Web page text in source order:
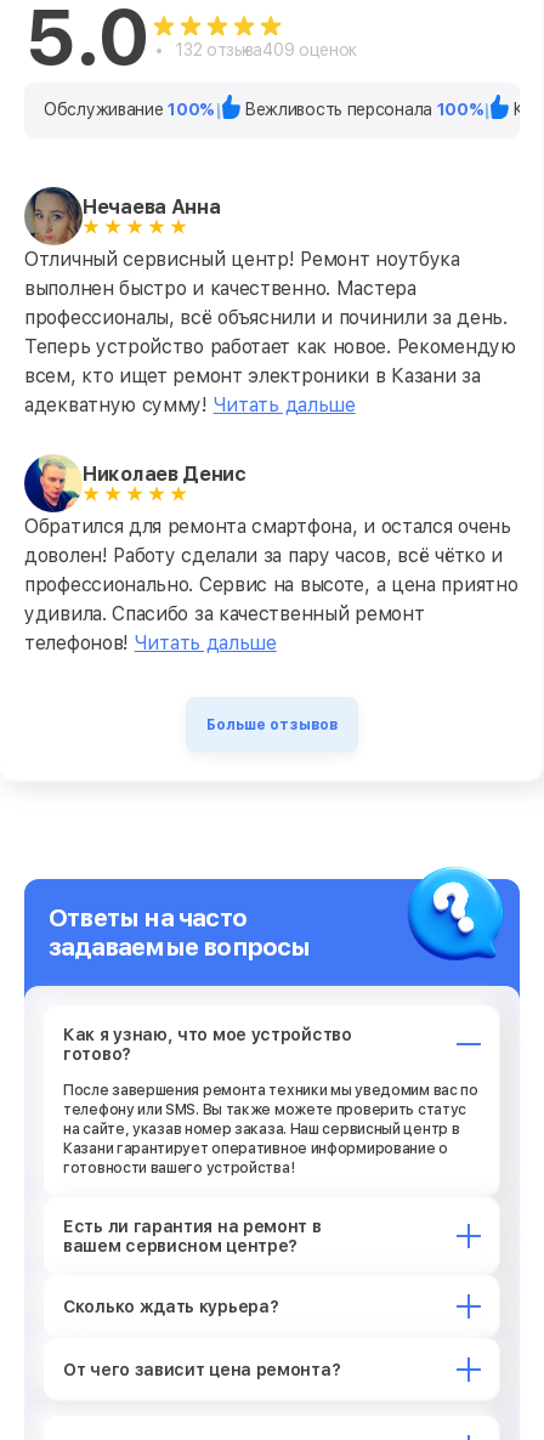
5.0 132 отзыва409 оценок
Обслуживание100% Вежливость персонала 100%
Нечаева Анна
Отличный сервисный центр! Ремонт ноутбука
выполнен быстро и качественно. Мастера
профессионалы, всё объяснили и починили за день.
Теперь устройство работает как новое. Рекомендую
всем, кто ищет ремонт электроники в Казани за
адекватную сумму! Читать дальше
Николаев Денис
Обратился для ремонта смартфона, и остался очень
доволен! Работу сделали за пару часов, всё чётко и
профессионально. Сервис на высоте, а цена приятно
удивила. Спасибо за качественный ремонт
телефонов! Читать дальше
Больше отзывов
Ответы на часто
задаваемые вопросы
Как я узнаю, что мое устройство
готово?
После завершения ремонта техники мы уведомим вас по
телефону или SMS. Вы также можете проверить статус
на сайте, указав номер заказа. Наш сервисный центр в
Казани гарантирует оперативное информирование о
готовности вашего устройства!
Есть ли гарантия на ремонт в
вашем сервисном центре?
Сколько ждать курьера?
От чего зависит цена ремонта?